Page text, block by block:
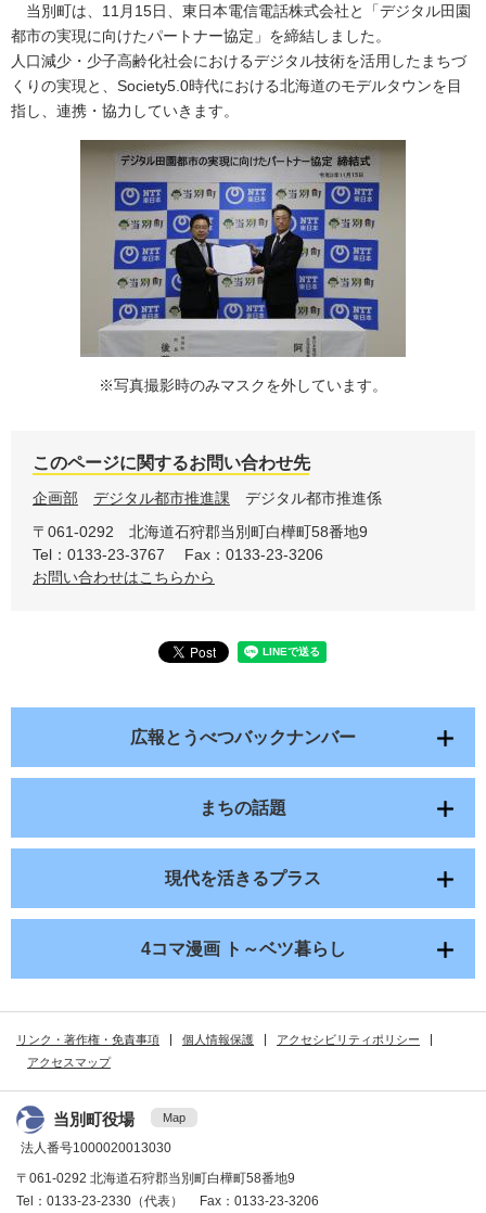
当別町は、11月15日、東日本電信電話株式会社と「デジタル田園
都市の実現に向けたパートナー協定」を締結しました。
人口減少・少子高齢化社会におけるデジタル技術を活用したまちづ
くりの実現と、Society5.0時代における北海道のモデルタウンを目
指し、連携・協力していきます。
※写真撮影時のみマスクを外しています。
このページに関するお問い合わせ先
企画部 デジタル都市推進課
デジタル都市推進係
〒061-0292
北海道石狩郡当別町白樺町58番地9
Tel：0133-23-3767
Fax：0133-23-3206
お問い合わせはこちらから
広報とうべつバックナンバー
まちの話題
現代を活きるプラス
4コマ漫画 ト～ベツ暮らし
リンク・著作権・免責事項 個人情報保護
アクセシビリティポリシー
アクセスマップ
当別町役場 Map
法人番号1000020013030
〒061-0292 北海道石狩郡当別町白樺町58番地9
Tel：0133-23-2330（代表） Fax：0133-23-3206